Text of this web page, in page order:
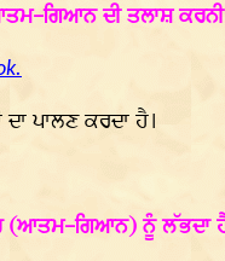
ਗਿਆਨ ਦੀ ਤਲਾਸ਼ ਕਰਨੀ
ਪਾਲਣ ਕਰਦਾ ਹੈ।
(ਆਤਮ-ਗਿਆਨ) ਨੂੰ ਲੱਭਦਾ